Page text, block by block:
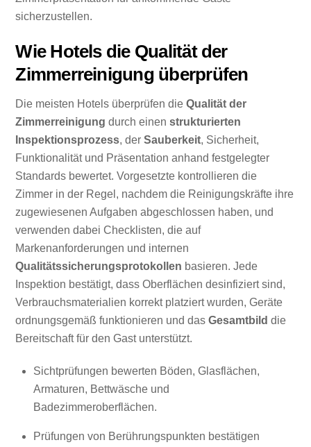
sicherzustellen.
Wie Hotels die Qualität der
Zimmerreinigung überprüfen
Die meisten Hotels überprüfen dieQualität der
Zimmerreinigung durch einenstrukturierten
Inspektionsprozess, derSauberkeit, Sicherheit,
Funktionalität und Präsentation anhand festgelegter
Standards bewertet. Vorgesetzte kontrollieren die
Zimmer in der Regel, nachdem die Reinigungskräfte ihre
zugewiesenen Aufgaben abgeschlossen haben, und
verwenden dabei Checklisten, die auf
Markenanforderungen und internen
Qualitätssicherungsprotokollen basieren. Jede
Inspektion bestätigt, dass Oberflächen desinfiziert sind,
Verbrauchsmaterialien korrekt platziert wurden, Geräte
ordnungsgemäß funktionieren und dasGesamtbild die
Bereitschaft für den Gast unterstützt.
Sichtprüfungen bewerten Böden, Glasflächen,
Armaturen, Bettwäsche und
Badezimmeroberflächen.
Prüfungen von Berührungspunkten bestätigen